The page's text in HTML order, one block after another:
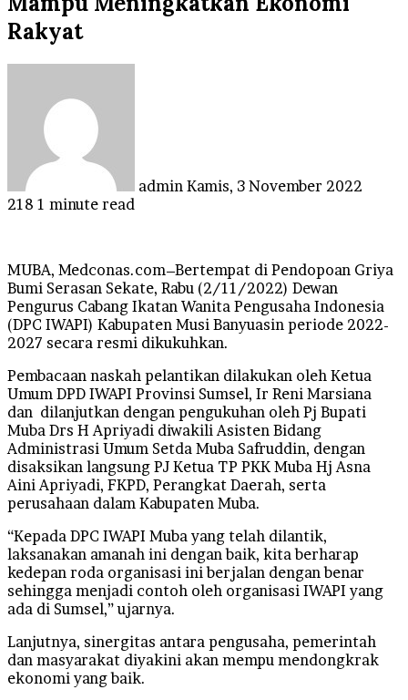
Rakyat
admin Kamis, 3 November 2022
218 1 minute read
MUBA, Medconas.com–Bertempat di Pendopoan Griya
Bumi Serasan Sekate, Rabu (2/11/2022) Dewan
Pengurus Cabang Ikatan Wanita Pengusaha Indonesia
(DPC IWAPI) Kabupaten Musi Banyuasin periode 2022-
2027 secara resmi dikukuhkan.
Pembacaan naskah pelantikan dilakukan oleh Ketua
Umum DPD IWAPI Provinsi Sumsel, Ir Reni Marsiana
dan dilanjutkan dengan pengukuhan oleh Pj Bupati
Muba Drs H Apriyadi diwakili Asisten Bidang
Administrasi Umum Setda Muba Safruddin, dengan
disaksikan langsung PJ Ketua TP PKK Muba Hj Asna
Aini Apriyadi, FKPD, Perangkat Daerah, serta
perusahaan dalam Kabupaten Muba.
“Kepada DPC IWAPI Muba yang telah dilantik,
laksanakan amanah ini dengan baik, kita berharap
kedepan roda organisasi ini berjalan dengan benar
sehingga menjadi contoh oleh organisasi IWAPI yang
ada di Sumsel,” ujarnya.
Lanjutnya, sinergitas antara pengusaha, pemerintah
dan masyarakat diyakini akan mempu mendongkrak
ekonomi yang baik.